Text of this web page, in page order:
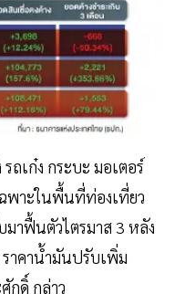
ถเก๋ง กระบะ มอเตอร์
พาะในพื้นที่ท่องเที่ยว
าฟื้นตัวไตรมาส 3 หลัง
าคาน้ำมันปรับเพิ่ม
กดิ์ กล่าว